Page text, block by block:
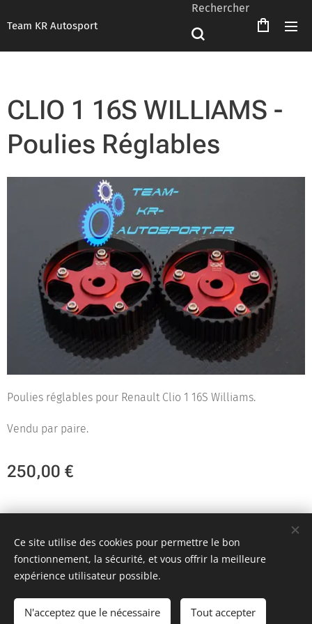
Team KR Autosport
Rechercher
CLIO 1 16S WILLIAMS -
Poulies Réglables
Poulies réglables pour Renault Clio 1 16S Williams.
Vendu par paire.
250,00 €
Ajouter au panier
Team KR Autosport - Création originale 2D Unlimited © 2018
Toutes images non libres de droits
Cookies
Ce site utilise des cookies pour permettre le bon
fonctionnement, la sécurité, et vous offrir la meilleure
expérience utilisateur possible.
N'acceptez que le nécessaire Tout accepter